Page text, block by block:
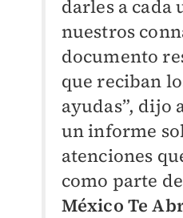
darles a cada
nuestros
documento
que reciban
ayudas”, dijo
un informe
atenciones
como parte
México Te